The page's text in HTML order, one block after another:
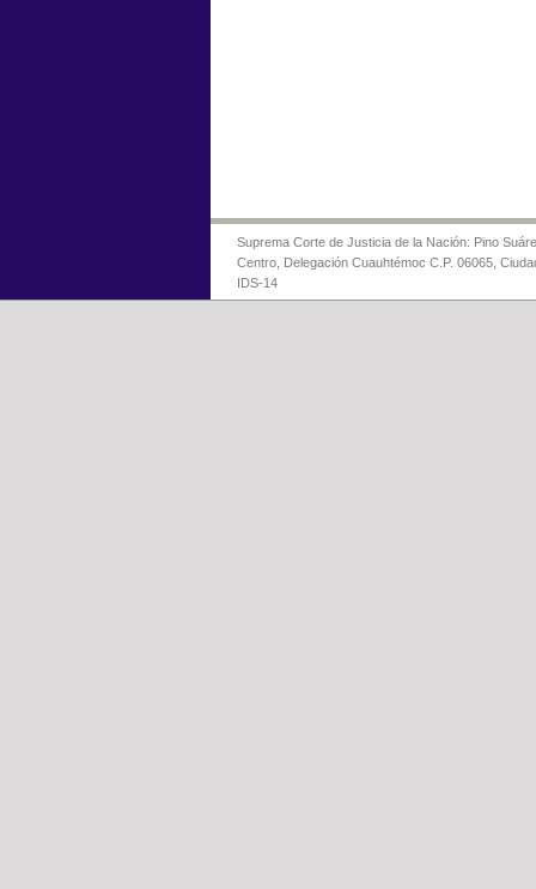
Suprema Corte de Justicia de la Nación: Pino
Centro, Delegación Cuauhtémoc C.P. 06065,
IDS-14